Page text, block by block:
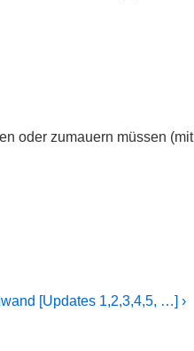
oder zumauern müssen (mit
[Updates 1,2,3,4,5, …] ›